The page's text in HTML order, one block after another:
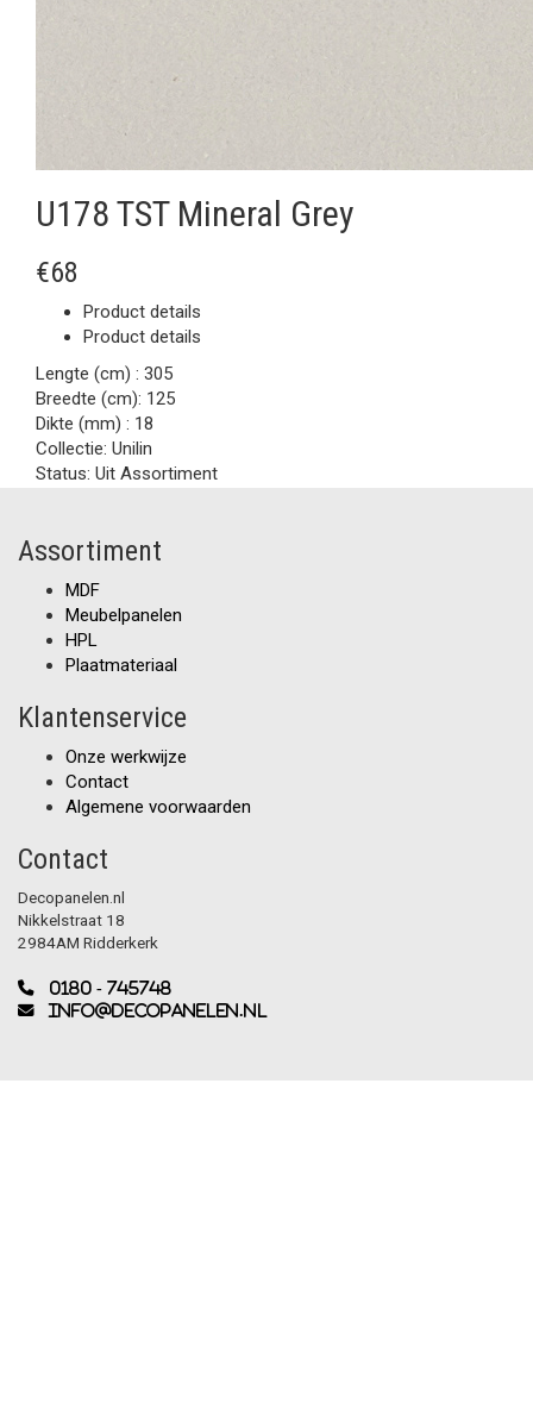
U178 TST Mineral Grey
€68
Product details
Product details
Lengte (cm) : 305
Breedte (cm): 125
Dikte (mm) : 18
Collectie: Unilin
Status: Uit Assortiment
Assortiment
MDF
Meubelpanelen
HPL
Plaatmateriaal
Klantenservice
Onze werkwijze
Contact
Algemene voorwaarden
Contact
Decopanelen.nl
Nikkelstraat 18
2984AM Ridderkerk
0180 - 745748
info@decopanelen.nl